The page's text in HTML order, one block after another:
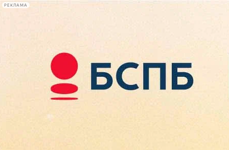
РЕКЛАМА
Сегодня:
2026.08.08
19:53
Афиша Plus